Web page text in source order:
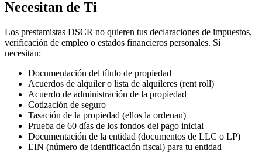
Necesitan de Ti
Los prestamistas DSCR no quieren tus declaraciones de impuestos,
verificación de empleo o estados financieros personales. Sí
necesitan:
Documentación del título de propiedad
Acuerdos de alquiler o lista de alquileres (rent roll)
Acuerdo de administración de la propiedad
Cotización de seguro
Tasación de la propiedad (ellos la ordenan)
Prueba de 60 días de los fondos del pago inicial
Documentación de la entidad (documentos de LLC o LP)
EIN (número de identificación fiscal) para tu entidad